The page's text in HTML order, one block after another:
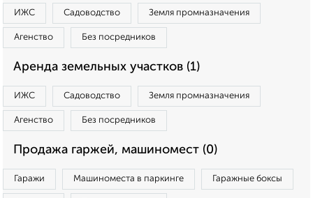
ИЖС Садоводство Земля промназначения
Агенство Без посредников
Аренда земельных участков (1)
ИЖС Садоводство Земля промназначения
Агенство Без посредников
Продажа гаржей, машиномест (0)
Гаражи Машиноместа в паркинге Гаражные боксы